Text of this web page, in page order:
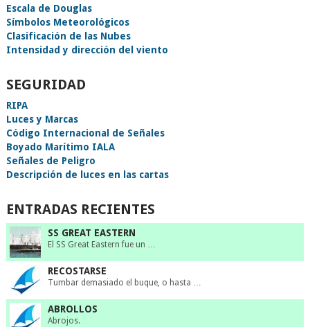
Escala de Douglas
Símbolos Meteorológicos
Clasificación de las Nubes
Intensidad y dirección del viento
SEGURIDAD
RIPA
Luces y Marcas
Código Internacional de Señales
Boyado Marítimo IALA
Señales de Peligro
Descripción de luces en las cartas
ENTRADAS RECIENTES
SS GREAT EASTERN
El SS Great Eastern fue un …
RECOSTARSE
Tumbar demasiado el buque, o hasta …
ABROLLOS
Abrojos.